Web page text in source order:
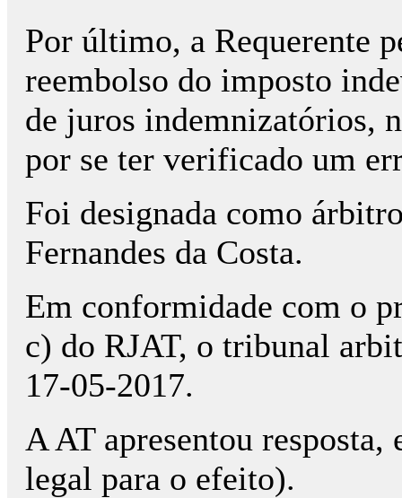
Por último, a Requerente
reembolso do imposto
de juros indemnizatórios,
por se ter verificado um
Foi designada como
Fernandes da Costa.
Em conformidade com o
c) do RJAT, o tribunal
17-05-2017.
A AT apresentou
legal para o efeito).